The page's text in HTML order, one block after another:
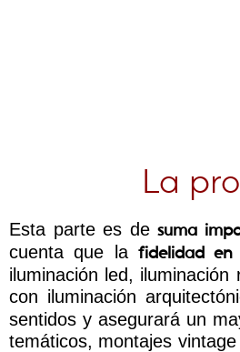
La
Esta parte es desuma
cuenta que la fidelidad en
iluminación led,
con iluminación
sentidos y asegurará un
temáticos, montajes